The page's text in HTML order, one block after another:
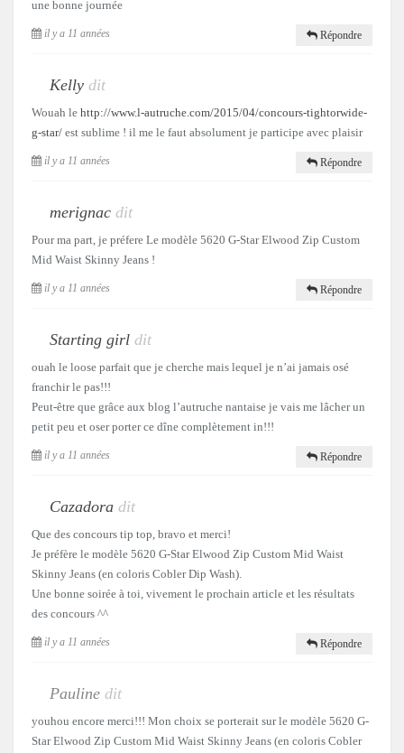
une bonne journée
il y a 11 années Répondre
Kelly dit
Wouah le http://www.l-autruche.com/2015/04/concours-tightorwide-
g-star/ est sublime ! il me le faut absolument je participe avec plaisir
il y a 11 années Répondre
merignac dit
Pour ma part, je préfere Le modèle 5620 G-Star Elwood Zip Custom
Mid Waist Skinny Jeans !
il y a 11 années Répondre
Starting girl dit
ouah le loose parfait que je cherche mais lequel je n’ai jamais osé
franchir le pas!!!
Peut-être que grâce aux blog l’autruche nantaise je vais me lâcher un
petit peu et oser porter ce dîne complètement in!!!
il y a 11 années Répondre
Cazadora dit
Que des concours tip top, bravo et merci!
Je préfère le modèle 5620 G-Star Elwood Zip Custom Mid Waist
Skinny Jeans (en coloris Cobler Dip Wash).
Une bonne soirée à toi, vivement le prochain article et les résultats
des concours ^^
il y a 11 années Répondre
Pauline dit
youhou encore merci!!! Mon choix se porterait sur le modèle 5620 G-
Star Elwood Zip Custom Mid Waist Skinny Jeans (en coloris Cobler